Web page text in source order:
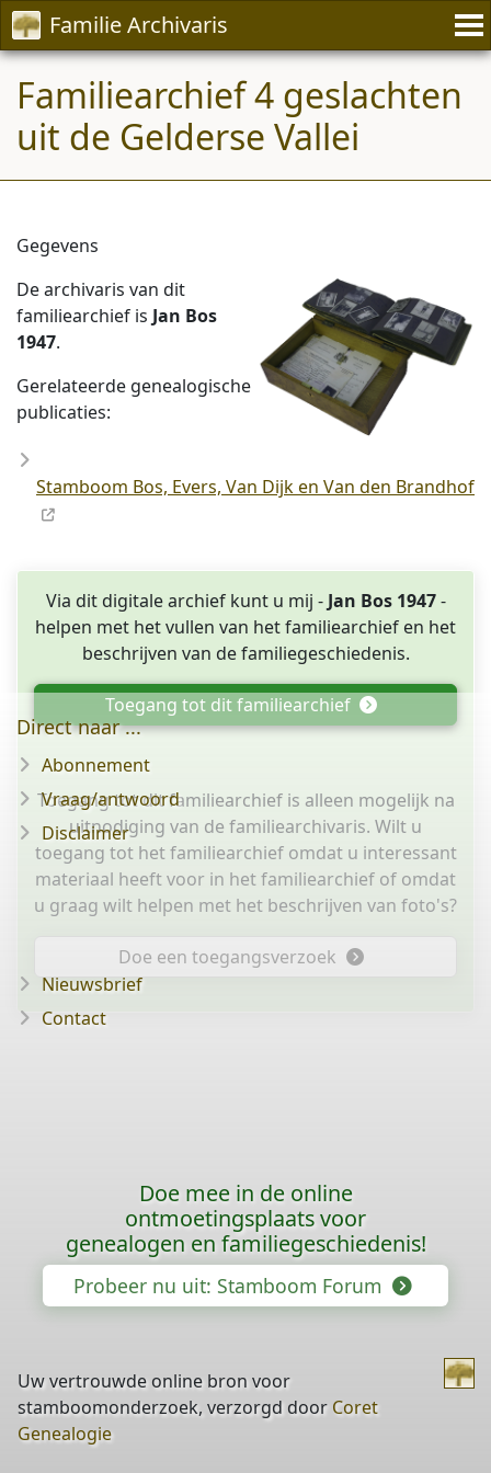
Familie Archivaris
Familiearchief 4 geslachten
uit de Gelderse Vallei
Gegevens
De archivaris van dit
familiearchief is Jan Bos
1947.
Gerelateerde genealogische
publicaties:
Stamboom Bos, Evers, Van Dijk en Van den Brandhof
Via dit digitale archief kunt u mij - Jan Bos 1947-
helpen met het vullen van het familiearchief en het
beschrijven van de familiegeschiedenis.
Toegang tot dit familiearchief
Toegang tot dit familiearchief is alleen mogelijk na
uitnodiging van de familiearchivaris. Wilt u
toegang tot het familiearchief omdat u interessant
materiaal heeft voor in het familiearchief of omdat
u graag wilt helpen met het beschrijven van foto's?
Doe een toegangsverzoek
Direct naar ...
Abonnement
Vraag/antwoord
Disclaimer
Nieuwsbrief
Contact
Doe mee in de online
ontmoetingsplaats voor
genealogen en familiegeschiedenis!
Probeer nu uit: Stamboom Forum
Uw vertrouwde online bron voor
stamboomonderzoek, verzorgd door Coret
Genealogie